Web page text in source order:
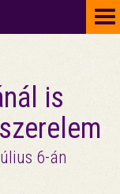
is
6-án